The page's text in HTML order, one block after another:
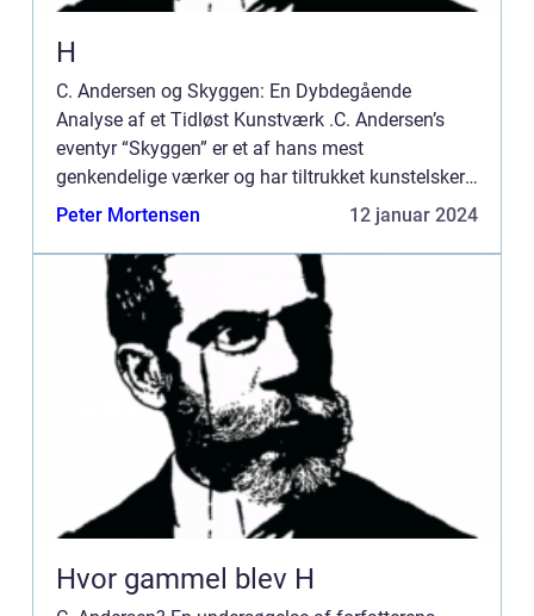
H
C. Andersen og Skyggen: En Dybdegående
Analyse af et Tidløst Kunstværk .C. Andersen’s
eventyr “Skyggen” er et af hans mest
genkendelige værker og har tiltrukket kunstelskere
og samlere i årtier. Denne artikel vil præsentere en
Peter Mortensen 12 januar 2024
Hvor gammel blev H